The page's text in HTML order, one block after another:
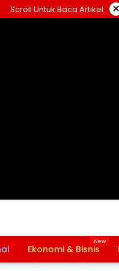
Scroll Untuk Baca Artikel
Ekonomi & Bisnis
Bansos PKH